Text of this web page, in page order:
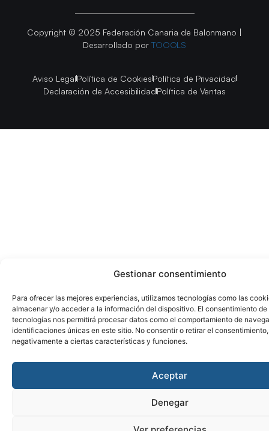
Gestionar consentimiento
Para ofrecer las mejores experiencias, utilizamos tecnologías como las
almacenar y/o acceder a la información del dispositivo. El consentimiento de
tecnologías nos permitirá procesar datos como el comportamiento de
identificaciones únicas en este sitio. No consentir o retirar el
negativamente a ciertas características y funciones.
Aceptar
Denegar
Copyright © 2025 Federación Canaria de Balonmano |
Desarrollado por TOOOLS
Aviso LegalPolítica de CookiesPolítica de Privacidad
Declaración de AccesibilidadPolítica de Ventas